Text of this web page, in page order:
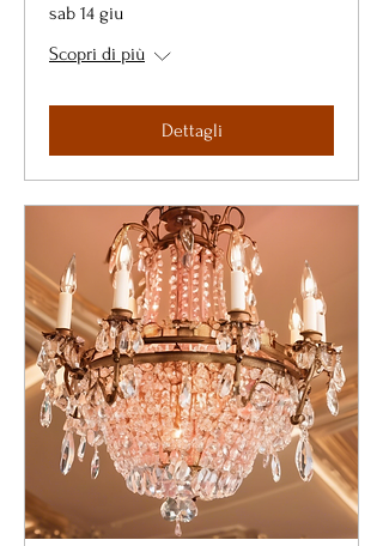
sab 14 giu
Scopri di più
Dettagli